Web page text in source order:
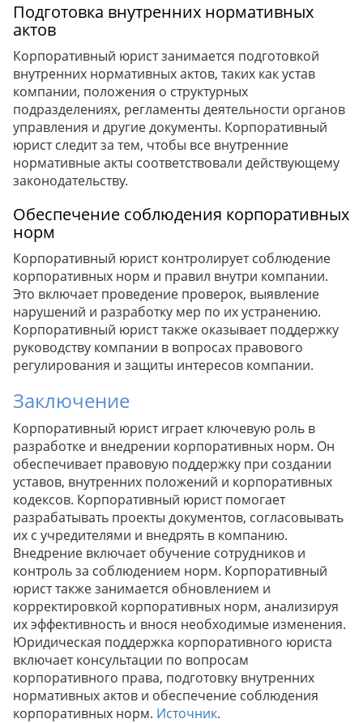
Подготовка внутренних нормативных
актов
Корпоративный юрист занимается подготовкой
внутренних нормативных актов, таких как устав
компании, положения о структурных
подразделениях, регламенты деятельности органов
управления и другие документы. Корпоративный
юрист следит за тем, чтобы все внутренние
нормативные акты соответствовали действующему
законодательству.
Обеспечение соблюдения корпоративных
норм
Корпоративный юрист контролирует соблюдение
корпоративных норм и правил внутри компании.
Это включает проведение проверок, выявление
нарушений и разработку мер по их устранению.
Корпоративный юрист также оказывает поддержку
руководству компании в вопросах правового
регулирования и защиты интересов компании.
Заключение
Корпоративный юрист играет ключевую роль в
разработке и внедрении корпоративных норм. Он
обеспечивает правовую поддержку при создании
уставов, внутренних положений и корпоративных
кодексов. Корпоративный юрист помогает
разрабатывать проекты документов, согласовывать
их с учредителями и внедрять в компанию.
Внедрение включает обучение сотрудников и
контроль за соблюдением норм. Корпоративный
юрист также занимается обновлением и
корректировкой корпоративных норм, анализируя
их эффективность и внося необходимые изменения.
Юридическая поддержка корпоративного юриста
включает консультации по вопросам
корпоративного права, подготовку внутренних
нормативных актов и обеспечение соблюдения
корпоративных норм. Источник.